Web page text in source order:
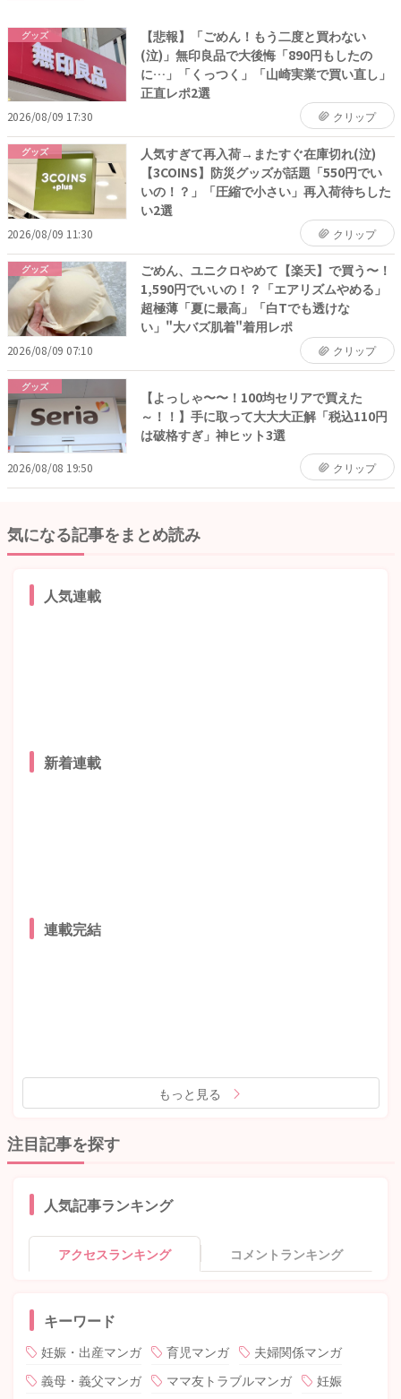
グッズ
【悲報】「ごめん！もう二度と買わない
(泣)」無印良品で大後悔「890円もしたの
に…」「くっつく」「山崎実業で買い直し」
正直レポ2選
2026/08/09 17:30 クリップ
グッズ
人気すぎて再入荷→またすぐ在庫切れ(泣)
【3COINS】防災グッズが話題「550円でい
いの！？」「圧縮で小さい」再入荷待ちした
い2選
2026/08/09 11:30 クリップ
グッズ
ごめん、ユニクロやめて【楽天】で買う〜！
1,590円でいいの！？「エアリズムやめる」
超極薄「夏に最高」「白Tでも透けな
い」"大バズ肌着"着用レポ
2026/08/09 07:10 クリップ
グッズ
【よっしゃ〜〜！100均セリアで買えた
～！！】手に取って大大大正解「税込110円
は破格すぎ」神ヒット3選
2026/08/08 19:50 クリップ
気になる記事をまとめ読み
人気連載
新着連載
連載完結
もっと見る
注目記事を探す
人気記事ランキング
アクセスランキング コメントランキング
キーワード
妊娠・出産マンガ 育児マンガ
夫婦関係マンガ
義母・義父マンガ
ママ友トラブルマンガ 妊娠